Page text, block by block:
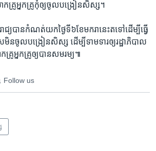
ក​គ្រូ​អ្នក​គ្រូ​កុំ​ឲ្យ​ចូល​បង្រៀន​សិស្ស។​
យ​បាន​កំណត់​យក​ថ្ងៃ​ទី​៦​ខែ​មករា​នេះ​តទៅ​ដើម្បី​ធ្វើ​
មិន​ចូល​បង្រៀន​សិស្ស ​ដើម្បី​ទាមទារ​ឲ្យ​រដ្ឋាភិបាល​
រូ​អ្នក​គ្រូ​ឲ្យ​បាន​សមរម្យ៕
Follow us